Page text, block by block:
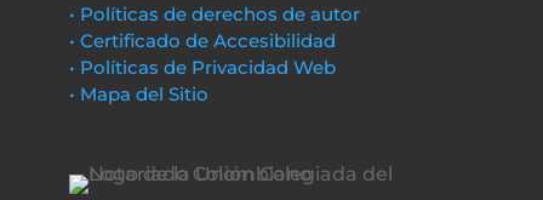
• Políticas de derechos de autor
• Certificado de Accesibilidad
• Políticas de Privacidad Web
• Mapa del Sitio